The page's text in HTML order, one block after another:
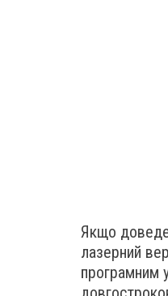
Якщо
лазерний
програмним